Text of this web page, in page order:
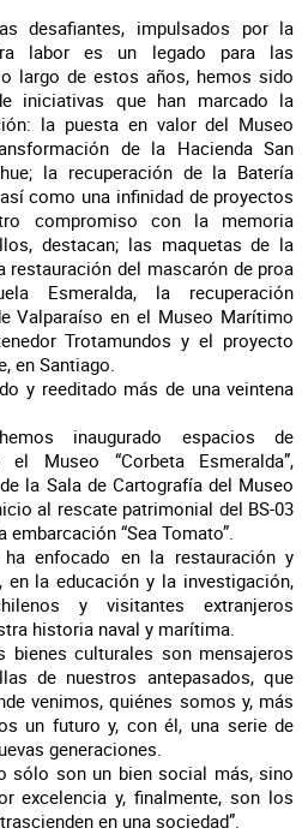
desafiantes, impulsados por la
labor es un legado para las
largo de estos años, hemos sido
iniciativas que han marcado la
la puesta en valor del Museo
de la Hacienda San
la recuperación de la Batería
como una infinidad de proyectos
compromiso con la memoria
destacan; las maquetas de la
restauración del mascarón de proa
Esmeralda, la recuperación
Valparaíso en el Museo Marítimo
Trotamundos y el proyecto
en Santiago.
y reeditado más de una veintena
inaugurado espacios de
Museo “Corbeta Esmeralda”,
la Sala de Cartografía del Museo
al rescate patrimonial del BS-03
embarcación “Sea Tomato”.
enfocado en la restauración y
en la educación y la investigación,
y visitantes extranjeros
historia naval y marítima.
culturales son mensajeros
de nuestros antepasados, que
venimos, quiénes somos y, más
un futuro y, con él, una serie de
generaciones.
sólo son un bien social más, sino
excelencia y, finalmente, son los
en una sociedad”.